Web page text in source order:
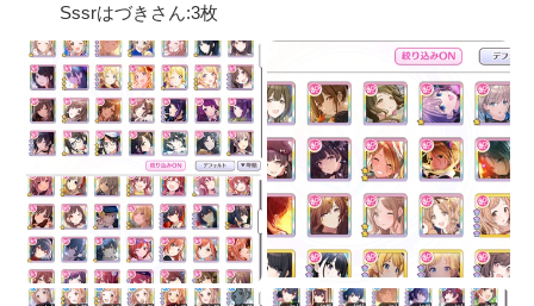
Sssrはづきさん:3枚